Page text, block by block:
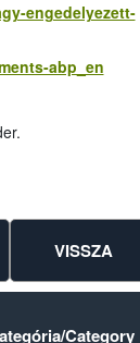
engedelyezett-
abp_en
VISSZA
Category